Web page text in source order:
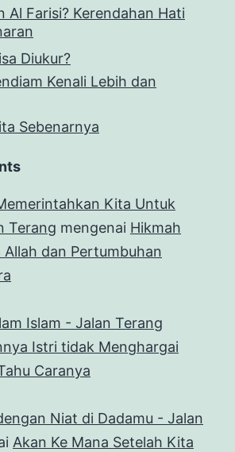
Al Farisi? Kerendahan Hati
Diukur?
Kenali Lebih dan
Sebenarnya
Kita Untuk
Terang mengenai Hikmah
Allah dan Pertumbuhan
Islam - Jalan Terang
Istri tidak Menghargai
Caranya
Niat di Dadamu - Jalan
Akan Ke Mana Setelah Kita